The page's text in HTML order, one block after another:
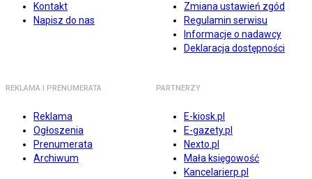
Kontakt
Napisz do nas
Zmiana ustawień zgód
Regulamin serwisu
Informacje o nadawcy
Deklaracja dostępności
REKLAMA I PRENUMERATA
Reklama
Ogłoszenia
Prenumerata
Archiwum
PARTNERZY
E-kiosk.pl
E-gazety.pl
Nexto.pl
Mała księgowość
Kancelarierp.pl